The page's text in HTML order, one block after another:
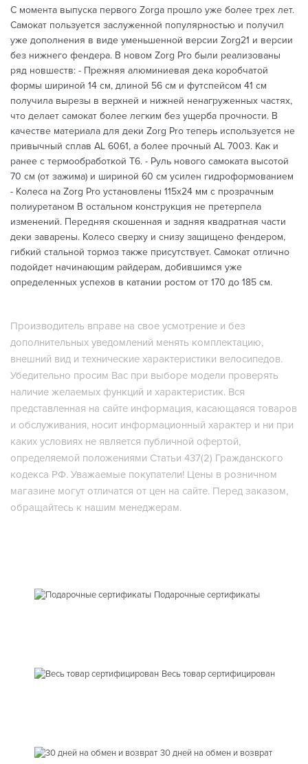
С момента выпуска первого Zorgа прошло уже более трех лет.
Самокат пользуется заслуженной популярностью и получил
уже дополнения в виде уменьшенной версии Zorg21 и версии
без нижнего фендера. В новом Zorg Pro были реализованы
ряд новшеств: - Прежняя алюминиевая дека коробчатой
формы шириной 14 см, длиной 56 см и футспейсом 41 см
получила вырезы в верхней и нижней ненагруженных частях,
что делает самокат более легким без ущерба прочности. В
качестве материала для деки Zorg Pro теперь используется не
привычный сплав AL 6061, а более прочный AL 7003. Как и
ранее с термообработкой Т6. - Руль нового самоката высотой
70 см (от зажима) и шириной 60 см усилен гидроформованием
- Колеса на Zorg Pro установлены 115х24 мм с прозрачным
полиуретаном В остальном конструкция не претерпела
изменений. Передняя скошенная и задняя квадратная части
деки заварены. Колесо сверху и снизу защищено фендером,
гибкий стальной тормоз также присутствует. Самокат отлично
подойдет начинающим райдерам, добившимся уже
определенных успехов в катании ростом от 170 до 185 см.
Производитель вправе на свое усмотрение и без
дополнительных уведомлений менять комплектацию,
внешний вид и технические характеристики велосипедов.
Убедительно просим Вас при выборе модели проверять
наличие желаемых функций и характеристик. Вся
представленная на сайте информация, касающаяся товаров
и обслуживания, носит информационный характер и ни при
каких условиях не является публичной офертой,
определяемой положениями Статьи 437(2) Гражданского
кодекса РФ. Уважаемые покупатели! Цены в розничном
магазине могут отличатся от цен на сайте. Перед заказом,
обращайтесь к нашим менеджерам.
Подарочные сертификаты
Весь товар сертифицирован
30 дней на обмен и возврат